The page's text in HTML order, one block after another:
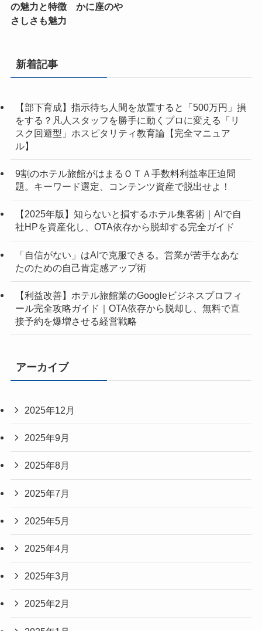
の魅力と特徴 かに座のや
さしさも魅力
新着記事
【部下育成】指示待ち人間を放置すると「500万円」損
をする？凡人スタッフを勝手に動くプロに変える「リ
スク回避型」ホスピタリティ教育論【完全マニュア
ル】
9割のホテル旅館がはまるＯＴＡ手数料利益率圧迫問
題。キーワード選定、コンテンツ資産で脱出せよ！
【2025年版】知らないと損するホテル集客術｜AIで自
社HPを資産化し、OTA依存から脱却する完全ガイド
「自信がない」はAIで克服できる。営業が苦手なあな
たのための自己肯定感アップ術
【利益改善】ホテル旅館業のGoogleビジネスプロフィ
ール完全攻略ガイド｜OTA依存から脱却し、無料で直
接予約を爆増させる経営戦略
アーカイブ
2025年12月
2025年9月
2025年8月
2025年7月
2025年5月
2025年4月
2025年3月
2025年2月